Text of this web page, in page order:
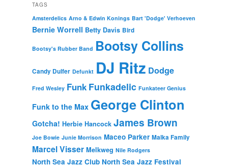
TAGS
Amsterdelics Arno & Edwin Konings Bart 'Dodge' Verhoeven
Bernie Worrell Betty Davis Bird
Bootsy's Rubber Band Bootsy Collins
Candy Dulfer Defunkt DJ Ritz Dodge
Fred Wesley Funk Funkadelic Funkateer Genius
Funk to the Max George Clinton
Gotcha! Herbie Hancock James Brown
Joe Bowie Junie Morrison Maceo Parker Malka Family
Marcel Visser Melkweg Nile Rodgers
North Sea Jazz Club North Sea Jazz Festival